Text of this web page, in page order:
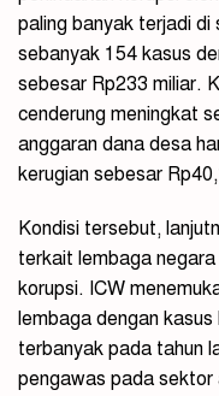
paling banyak terjadi
sebanyak 154 kasus
sebesar Rp233 miliar.
cenderung meningkat
anggaran dana desa
kerugian sebesar
Kondisi tersebut,
terkait lembaga
korupsi. ICW
lembaga dengan
terbanyak pada tahun
pengawas pada sektor